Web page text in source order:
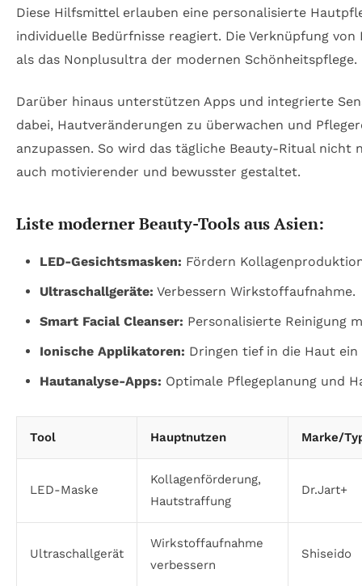
Diese Hilfsmittel erlauben eine personalisierte
individuelle Bedürfnisse reagiert. Die Verknüpfung
als das Nonplusultra der modernen Schönheitspflege.
Darüber hinaus unterstützen Apps und integrierte
dabei, Hautveränderungen zu überwachen und
anzupassen. So wird das tägliche Beauty-Ritual nicht
auch motivierender und bewusster gestaltet.
Liste moderner Beauty-Tools aus Asien:
LED-Gesichtsmasken: Fördern
Ultraschallgeräte: Verbessern Wirkstoffaufnahme.
Smart Facial Cleanser: Personalisierte Reinigung
Ionische Applikatoren: Dringen tief in die Haut
Hautanalyse-Apps: Optimale Pflegeplanung und
Tool Hauptnutzen Marke/
LED-Maske
Kollagenförderung,
Hautstraffung
Dr.Jart+
Ultraschallgerät
Wirkstoffaufnahme
verbessern
Shiseido